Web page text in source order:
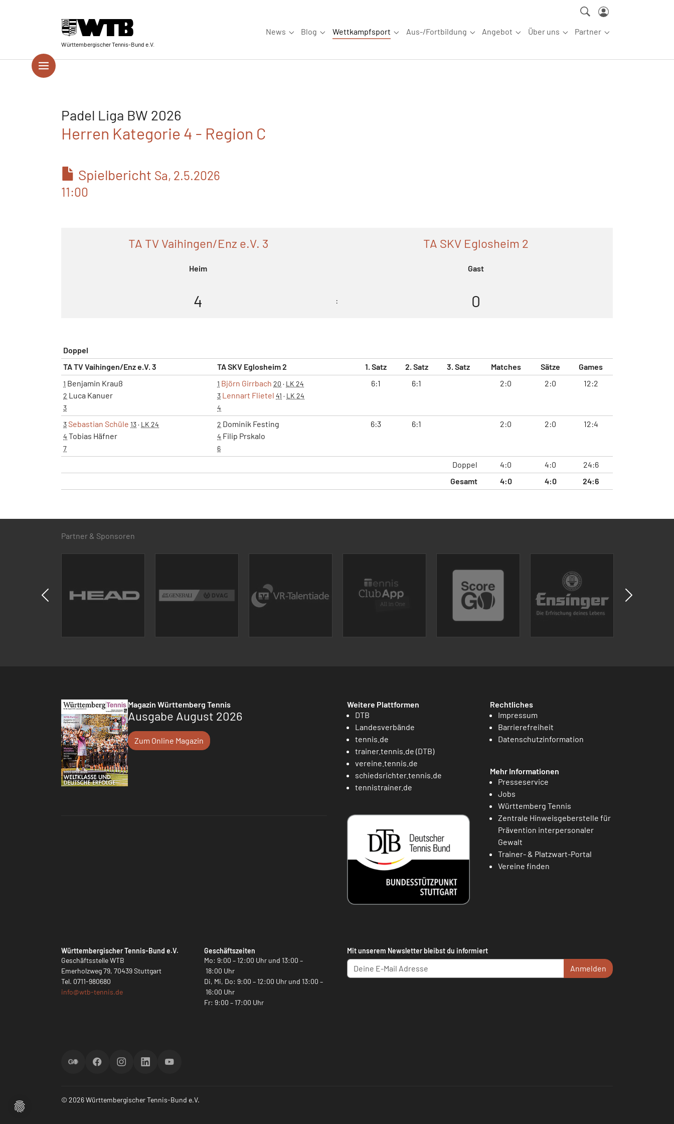
Württembergischer Tennis-Bund e.V.
News
Submenu for "News"
Blog
Submenu for "Blog"
Wettkampfsport
Submenu for "Wettkampfsport"
Aus-/Fortbildung
Submenu for "Aus-/Fortbildung"
Angebot
Submenu for "Angebot"
Über uns
Submenu for "Über uns"
Partner
Submenu for
Padel Liga BW 2026
Herren Kategorie 4 - Region C
Spielbericht Sa, 2.5.2026
11:00
TA TV Vaihingen/Enz e.V. 3
Heim
TA SKV Eglosheim 2
Gast
4 : 0
Doppel
TA TV Vaihingen/Enz e.V. 3
TA SKV Eglosheim 2 1. Satz 2. Satz 3. Satz Matches Sätze Games
1 Benjamin Krauß
2 Luca Kanuer
3
1 Björn Girrbach 20 · LK 24
3 Lennart Flietel 41 · LK 24
4
6:1 6:1 2:0 2:0 12:2
3Sebastian Schüle 13· LK 24
4 Tobias Häfner
7
2 Dominik Festing
4 Filip Prskalo
6
6:3 6:1 2:0 2:0 12:4
Doppel 4:0 4:0
24:6
Gesamt
4:0 4:0 24:6
Partner & Sponsoren
Magazin Württemberg Tennis
Ausgabe August 2026
Zum Online Magazin
Weitere Plattformen
DTB
Landesverbände
tennis.de
trainer.tennis.de (DTB)
vereine.tennis.de
schiedsrichter.tennis.de
tennistrainer.de
Rechtliches
Impressum
Barrierefreiheit
Datenschutzinformation
Mehr Informationen
Presseservice
Jobs
Württemberg Tennis
Zentrale Hinweisgeberstelle für
Prävention interpersonaler
Gewalt
Trainer- & Platzwart-Portal
Vereine finden
Württembergischer Tennis-Bund e.V.
Geschäftsstelle WTB
Emerholzweg 79, 70439 Stuttgart
Tel. 0711-980680
info@wtb-tennis.de
Geschäftszeiten
Mo: 9:00 – 12:00 Uhr und 13:00 –
18:00 Uhr
Di, Mi, Do: 9:00 – 12:00 Uhr und 13:00 –
16:00 Uhr
Fr: 9:00 – 17:00 Uhr
Mit unserem Newsletter bleibst du informiert
Anmelden
ScoreGOFacebookInstagramLinkedInYouTube
© 2026 Württembergischer Tennis-Bund e.V.